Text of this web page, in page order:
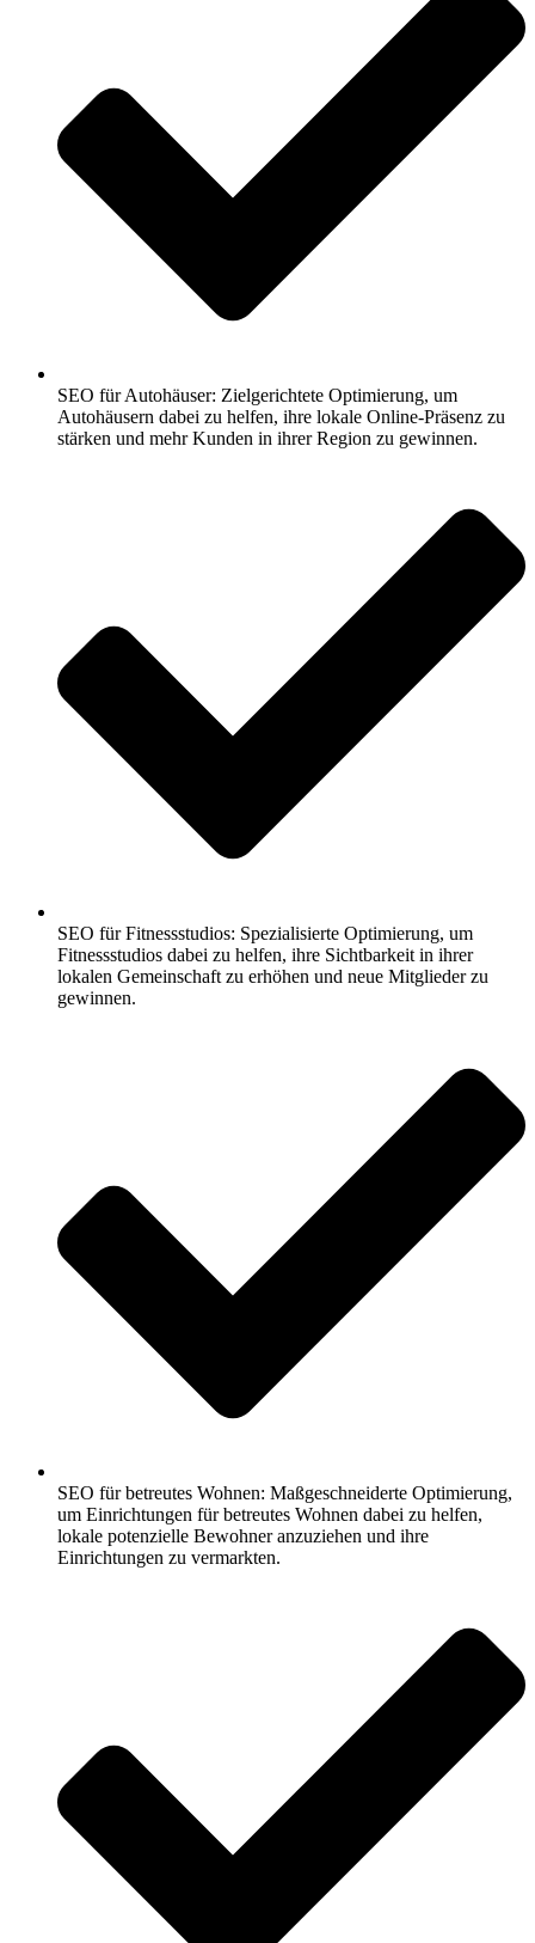
SEO für Autohäuser: Zielgerichtete Optimierung, um
Autohäusern dabei zu helfen, ihre lokale Online-Präsenz zu
stärken und mehr Kunden in ihrer Region zu gewinnen.
SEO für Fitnessstudios: Spezialisierte Optimierung, um
Fitnessstudios dabei zu helfen, ihre Sichtbarkeit in ihrer
lokalen Gemeinschaft zu erhöhen und neue Mitglieder zu
gewinnen.
SEO für betreutes Wohnen: Maßgeschneiderte Optimierung,
um Einrichtungen für betreutes Wohnen dabei zu helfen,
lokale potenzielle Bewohner anzuziehen und ihre
Einrichtungen zu vermarkten.